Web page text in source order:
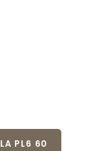
PL6 60